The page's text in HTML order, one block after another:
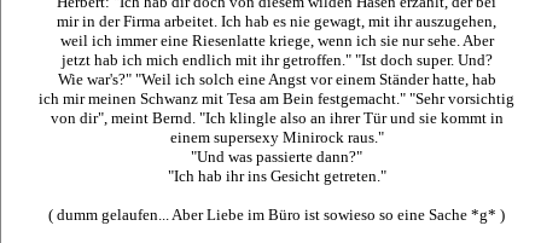
mir in der Firma arbeitet. Ich hab es nie gewagt, mit ihr auszugehen,
weil ich immer eine Riesenlatte kriege, wenn ich sie nur sehe. Aber
jetzt hab ich mich endlich mit ihr getroffen." "Ist doch super. Und?
Wie war's?" "Weil ich solch eine Angst vor einem Ständer hatte, hab
ich mir meinen Schwanz mit Tesa am Bein festgemacht." "Sehr vorsichtig
von dir", meint Bernd. "Ich klingle also an ihrer Tür und sie kommt in
einem supersexy Minirock raus."
"Und was passierte dann?"
"Ich hab ihr ins Gesicht getreten."
( dumm gelaufen... Aber Liebe im Büro ist sowieso so eine Sache *g* )